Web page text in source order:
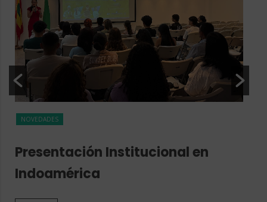
NOVEDADES
Presentación Institucional en
Indoamérica